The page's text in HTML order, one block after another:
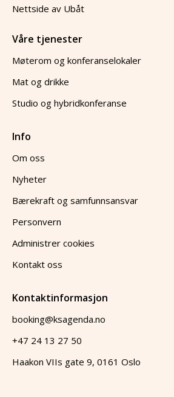
Nettside av Ubåt
Våre tjenester
Møterom og konferanselokaler
Mat og drikke
Studio og hybridkonferanse
Info
Om oss
Nyheter
Bærekraft og samfunnsansvar
Personvern
Administrer cookies
Kontakt oss
Kontaktinformasjon
booking@ksagenda.no
+47 24 13 27 50
Haakon VIIs gate 9, 0161 Oslo